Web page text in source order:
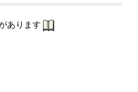
あります